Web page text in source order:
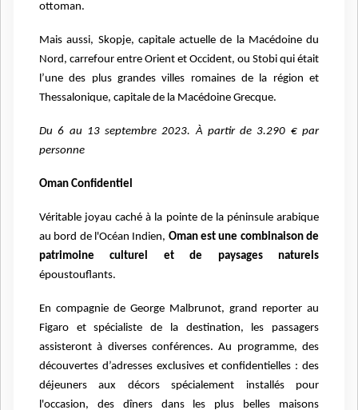
ottoman.
Mais aussi, Skopje, capitale actuelle de la Macédoine du
Nord, carrefour entre Orient et Occident, ou Stobi qui était
l’une des plus grandes villes romaines de la région et
Thessalonique, capitale de la Macédoine Grecque.
Du 6 au 13 septembre 2023. À partir de 3.290 € par
personne
Oman Confidentiel
Véritable joyau caché à la pointe de la péninsule arabique
au bord de l'Océan Indien, Oman est une combinaison de
patrimoine culturel et de paysages naturels
époustouflants.
En compagnie de George Malbrunot, grand reporter au
Figaro et spécialiste de la destination, les passagers
assisteront à diverses conférences.Au programme, des
découvertes d’adresses exclusives et confidentielles : des
déjeuners aux décors spécialement installés pour
l'occasion, des dîners dans les plus belles maisons